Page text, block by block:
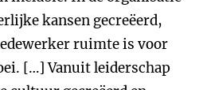
kansen gecreëerd,
ruimte is voor
[…] Vanuit leiderschap